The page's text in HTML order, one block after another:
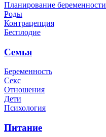
Планирование беременности
Роды
Контрацепция
Бесплодие
Семья
Беременность
Секс
Отношения
Дети
Психология
Питание